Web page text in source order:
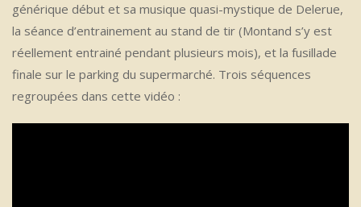
générique début et sa musique quasi-mystique de Delerue,
la séance d’entrainement au stand de tir (Montand s’y est
réellement entrainé pendant plusieurs mois), et la fusillade
finale sur le parking du supermarché. Trois séquences
regroupées dans cette vidéo :